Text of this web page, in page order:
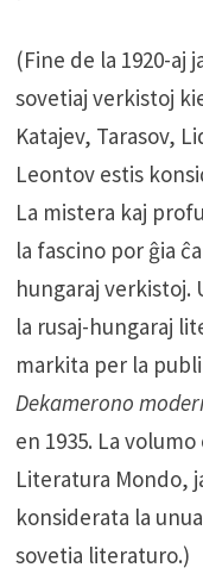
(Fine de la 1920-
sovetiaj verkistoj
Katajev, Tarasov,
Leontov estis
La mistera kaj
la fascino por ĝia
hungaraj verkistoj.
la rusaj-hungaraj
markita per la
Dekamerono
en 1935. La
Literatura Mondo,
konsiderata la
sovetia literaturo.)